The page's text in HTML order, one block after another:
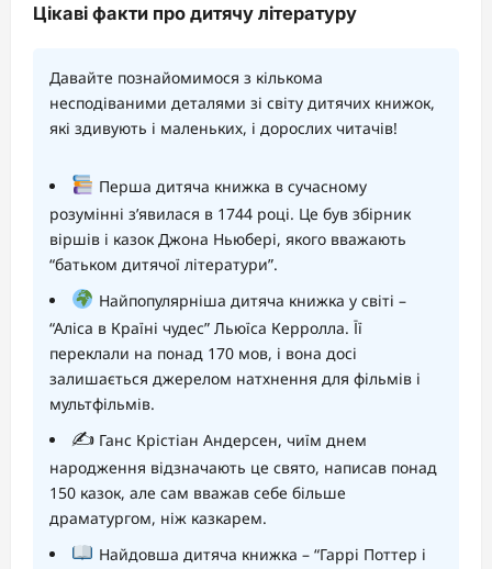
Цікаві факти про дитячу літературу
Давайте познайомимося з кількома
несподіваними деталями зі світу дитячих книжок,
які здивують і маленьких, і дорослих читачів!
Перша дитяча книжка в сучасному
розумінні з’явилася в 1744 році. Це був збірник
віршів і казок Джона Ньюбері, якого вважають
“батьком дитячої літератури”.
Найпопулярніша дитяча книжка у світі –
“Аліса в Країні чудес” Льюїса Керролла. Її
переклали на понад 170 мов, і вона досі
залишається джерелом натхнення для фільмів і
мультфільмів.
✍️ Ганс Крістіан Андерсен, чиїм днем
народження відзначають це свято, написав понад
150 казок, але сам вважав себе більше
драматургом, ніж казкарем.
Найдовша дитяча книжка – “Гаррі Поттер і